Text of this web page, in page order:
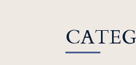
One
会員プロ